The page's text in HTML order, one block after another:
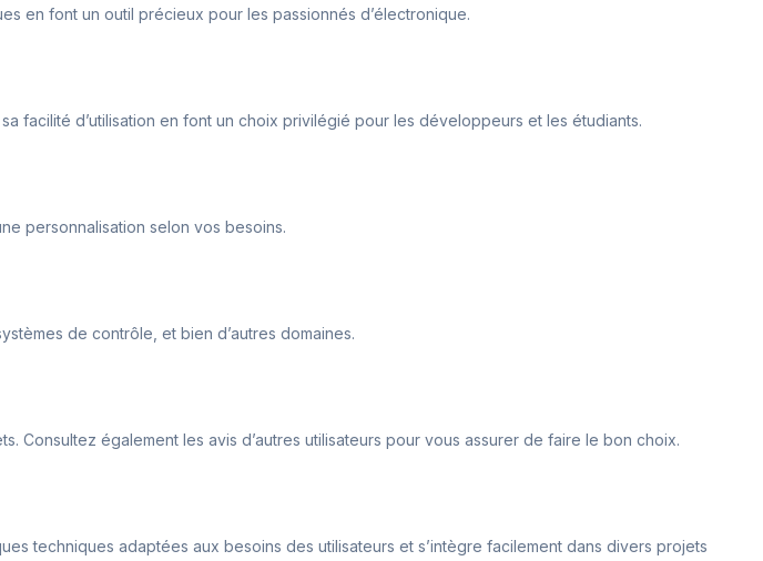
en font un outil précieux pour les passionnés d’électronique.
facilité d’utilisation en font un choix privilégié pour les développeurs et les étudiants.
personnalisation selon vos besoins.
de contrôle, et bien d’autres domaines.
Consultez également les avis d’autres utilisateurs pour vous assurer de faire le bon choix.
techniques adaptées aux besoins des utilisateurs et s’intègre facilement dans divers projets